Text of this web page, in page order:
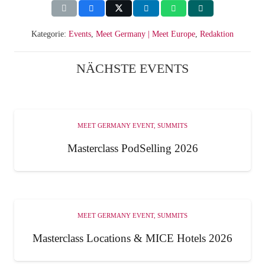
Kategorie: Events Meet Germany | Meet Europe Redaktion
NÄCHSTE EVENTS
MEET GERMANY EVENT, SUMMITS
Masterclass PodSelling 2026
MEET GERMANY EVENT, SUMMITS
Masterclass Locations & MICE Hotels 2026